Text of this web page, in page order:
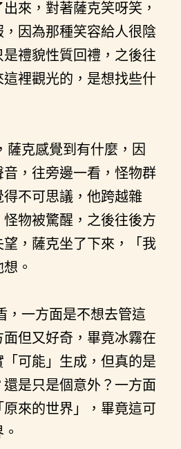
來，對著薩克笑呀笑，
因為那種笑容給人很陰
禮貌性質回禮，之後往
裡觀光的，是想找些什
克感覺到有什麼，因
，往旁邊一看，怪物群
不可思議，他跨越雜
物被驚醒，之後往後方
，薩克坐了下來，「我
。
一方面是不想去管這
但又好奇，畢竟冰霧在
可能」生成，但真的是
是只是個意外？一方面
來的世界」，畢竟這可